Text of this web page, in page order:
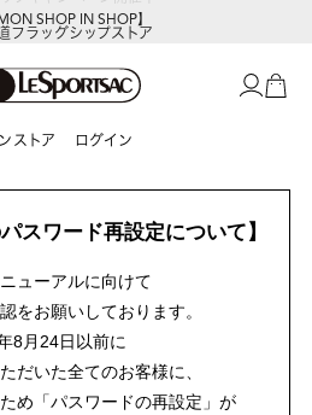
SHOP IN SHOP】
フラッグシップストア
ストア ログイン
スワード再設定について】
ューアルに向けて
をお願いしております。
8月24日以前に
だいた全てのお客様に、
め「パスワードの再設定」が